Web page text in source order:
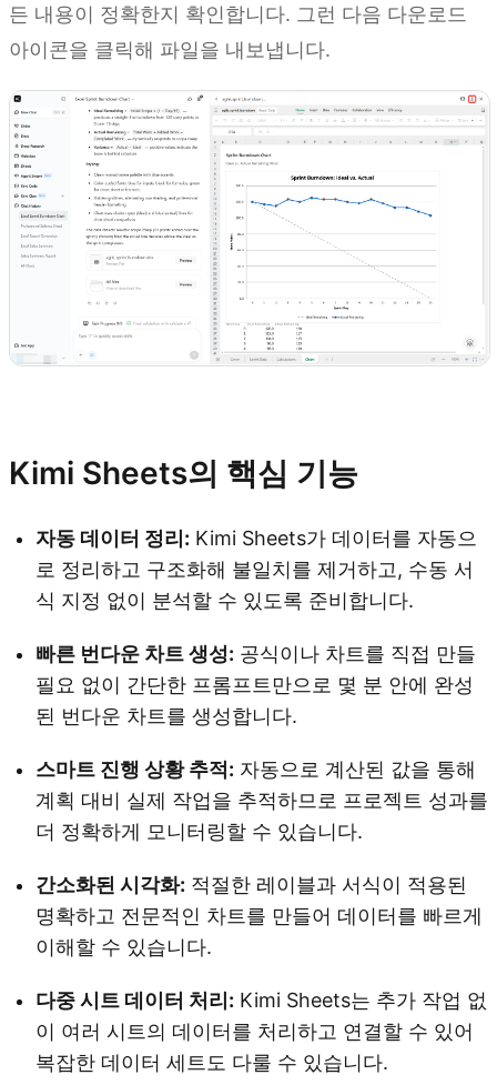
든 내용이 정확한지 확인합니다. 그런 다음 다운로드
아이콘을 클릭해 파일을 내보냅니다.
Kimi Sheets의 핵심 기능
자동 데이터 정리: Kimi Sheets가 데이터를 자동으
로 정리하고 구조화해 불일치를 제거하고, 수동 서
식 지정 없이 분석할 수 있도록 준비합니다.
빠른 번다운 차트 생성: 공식이나 차트를 직접 만들
필요 없이 간단한 프롬프트만으로 몇 분 안에 완성
된 번다운 차트를 생성합니다.
스마트 진행 상황 추적: 자동으로 계산된 값을 통해
계획 대비 실제 작업을 추적하므로 프로젝트 성과를
더 정확하게 모니터링할 수 있습니다.
간소화된 시각화: 적절한 레이블과 서식이 적용된
명확하고 전문적인 차트를 만들어 데이터를 빠르게
이해할 수 있습니다.
다중 시트 데이터 처리: Kimi Sheets는 추가 작업 없
이 여러 시트의 데이터를 처리하고 연결할 수 있어
복잡한 데이터 세트도 다룰 수 있습니다.